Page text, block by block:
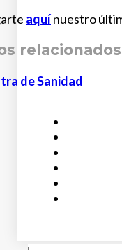
aquínuestro
de Sanidad